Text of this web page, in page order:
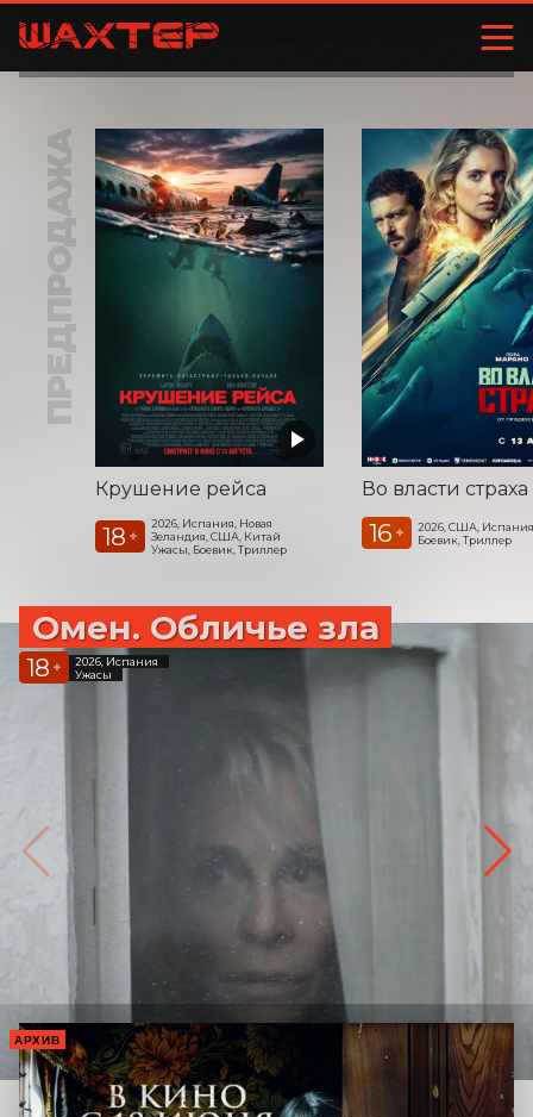
ПРЕДПРОДАЖА
Крушение рейса
18 +
2026, Испания, Новая
Зеландия, США, Китай
Ужасы, Боевик, Триллер
Во власти страха
16 +
2026, США,
Боевик, Триллер
Омен. Обличье зла
18 +
2026, Испания
Ужасы
АРХИВ